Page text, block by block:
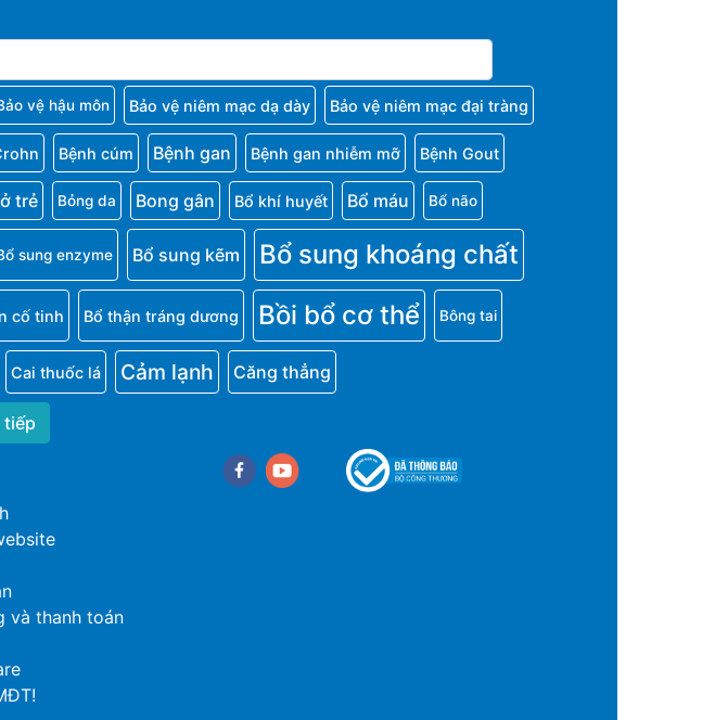
vệ hậu môn Bảo vệ niêm mạc dạ dày Bảo vệ niêm mạc đại tràng
Bệnh cúm Bệnh gan Bệnh gan nhiễm mỡ Bệnh Gout
trẻ Bỏng da Bong gân Bổ khí huyết Bổ máu Bổ não
sung enzyme Bổ sung kẽm Bổ sung khoáng chất
cố tinh Bổ thận tráng dương Bồi bổ cơ thể Bông tai
Cai thuốc lá Cảm lạnh Căng thẳng
tiếp
và thanh toán
Facebookyoutube